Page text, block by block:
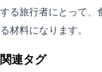
する旅行者にとって、
る材料になります。
関連タグ